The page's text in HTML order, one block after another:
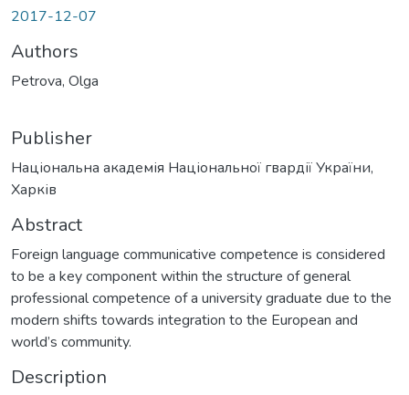
2017-12-07
Authors
Petrova, Olga
Publisher
Національна академія Національної гвардії України,
Харків
Abstract
Foreign language communicative competence is considered
to be a key component within the structure of general
professional competence of a university graduate due to the
modern shifts towards integration to the European and
world’s community.
Description